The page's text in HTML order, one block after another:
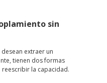
sin
extraer un
tienen dos formas
la capacidad.